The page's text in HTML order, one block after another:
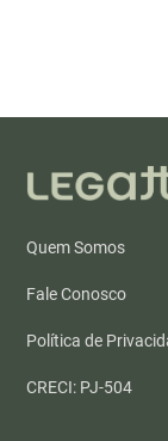
Quem Somos
Fale Conosco
Política de
CRECI: PJ-504